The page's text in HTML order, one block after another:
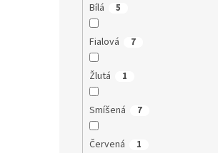
Bílá 5
Fialová 7
Žlutá 1
Smíšená 7
Červená 1